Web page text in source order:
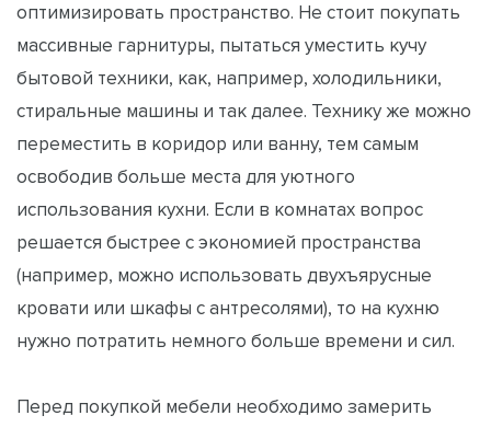
оптимизировать пространство. Не стоит покупать
массивные гарнитуры, пытаться уместить кучу
бытовой техники, как, например, холодильники,
стиральные машины и так далее. Технику же можно
переместить в коридор или ванну, тем самым
освободив больше места для уютного
использования кухни. Если в комнатах вопрос
решается быстрее с экономией пространства
(например, можно использовать двухъярусные
кровати или шкафы с антресолями), то на кухню
нужно потратить немного больше времени и сил.
Перед покупкой мебели необходимо замерить